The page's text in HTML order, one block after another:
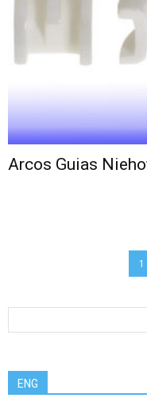
Arcos Guias
1
ENG